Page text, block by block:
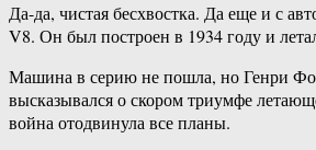
Да-да, чистая бесхвостка. Да еще и с
V8. Он был построен в 1934 году и
Машина в серию не пошла, но Генри
высказывался о скором триумфе
война отодвинула все планы.